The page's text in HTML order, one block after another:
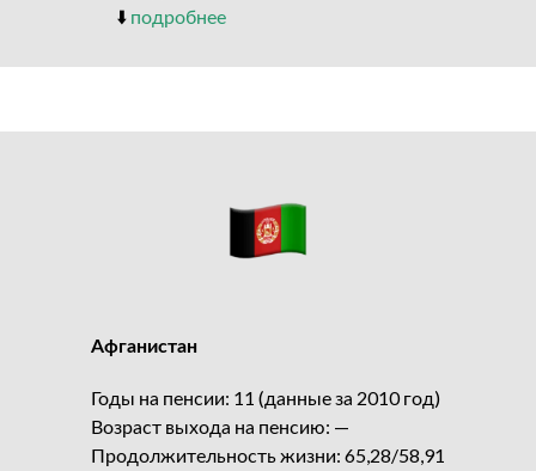
⬇️ подробнее
Афганистан
Годы на пенсии: 11 (данные за 2010 год)
Возраст выхода на пенсию: —
Продолжительность жизни: 65,28/58,91